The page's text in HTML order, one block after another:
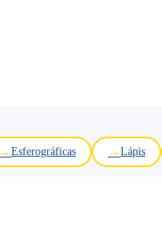
Esferográficas Lápis